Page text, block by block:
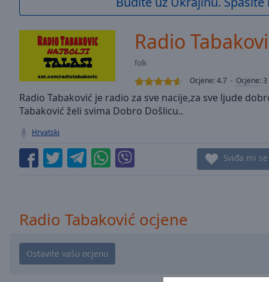
Duration-:-
Stream
TypeLIVE
Seek to
currently
behind
LIVE
Remaining
Time-
Playback
Radio
folk
Ocjene:4.7 Ocjene:3
Radio Tabaković je radio za sve nacije,za sve ljude
Tabaković želi svima Dobro Došlicu..
Hrvatski
Sviđa mi se
Radio Tabaković ocjene